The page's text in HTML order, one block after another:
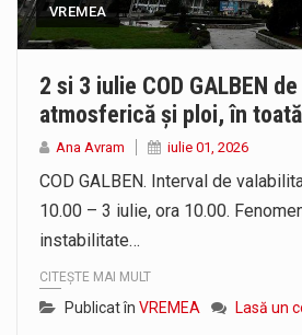
VREMEA
2 si 3 iulie COD GALBEN
atmosferică și ploi, în
Ana Avram iulie 01, 2026
COD GALBEN. Interval de
10.00 – 3 iulie, ora 10.00.
instabilitate…
CITEȘTE MAI MULT
Publicat în VREMEA Lasă un